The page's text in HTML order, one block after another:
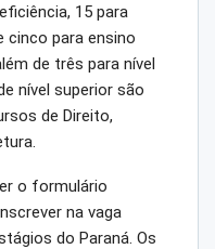
15 para
cinco para ensino
de três para nível
nível superior são
de Direito,
o formulário
na vaga
do Paraná. Os